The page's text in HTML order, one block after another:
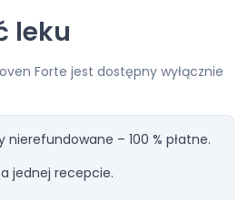
leku
Forte jest dostępny wyłącznie
– 100 % płatne.
jednej recepcie.